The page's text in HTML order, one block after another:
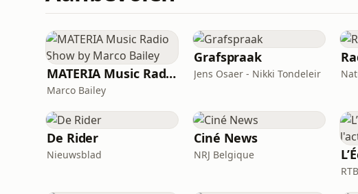
uit het VTM-archief. Bekijk
MATERIA Music Radio Show by Marco Bailey
Marco Bailey
Grafspraak
Jens Osaer - Nikki Tondeleir
De Rider
Nieuwsblad
Ciné News
NRJ Belgique